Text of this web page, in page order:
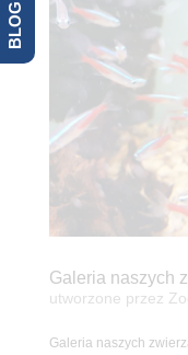
Galeria naszych
utworzone przez
Galeria naszych
BLOG